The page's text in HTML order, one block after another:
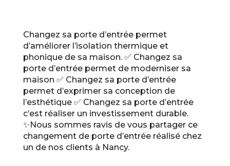
Changez sa porte d’entrée permet
d’améliorer l’isolation thermique et
phonique de sa maison. ✅ Changez sa
porte d’entrée permet de moderniser sa
maison ✅ Changez sa porte d’entrée
permet d’exprimer sa conception de
l’esthétique ✅ Changez sa porte d’entrée
c’est réaliser un investissement durable.
✨Nous sommes ravis de vous partager ce
changement de porte d’entrée réalisé chez
un de nos clients à Nancy.